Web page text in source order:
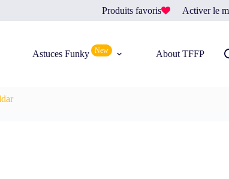
Produits favoris Activer le
Astuces Funky New About TFFP